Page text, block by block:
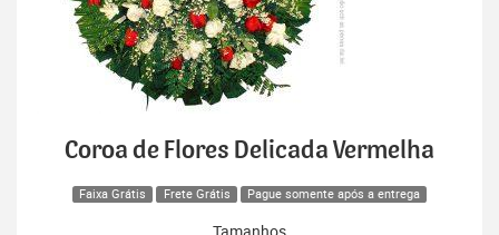
Coroa de Flores Delicada Vermelha
Faixa Grátis Frete Grátis Pague somente após a entrega